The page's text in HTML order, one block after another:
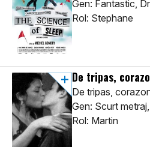
Gen: Fantastic,
Rol: Stephane
De tripas,
De tripas,
Gen: Scurt
Rol: Martin